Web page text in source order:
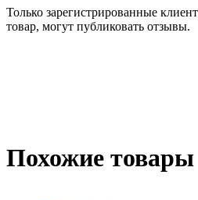
Только зарегистрированные
товар, могут публиковать отзывы.
Похожие товары